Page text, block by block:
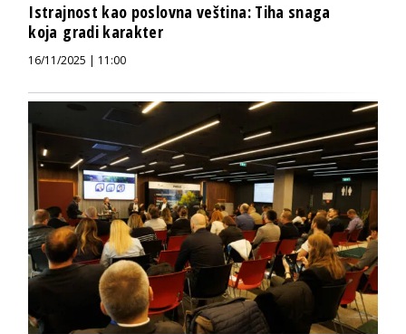
Istrajnost kao poslovna veština: Tiha snaga
koja gradi karakter
16/11/2025 | 11:00